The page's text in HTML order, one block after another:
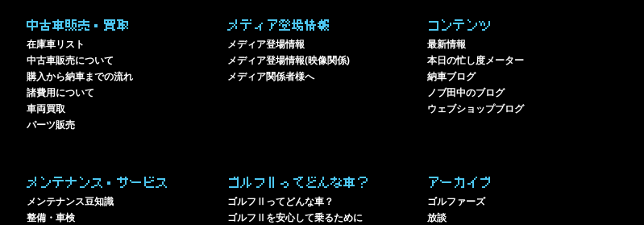
中古車販売・買取
在庫車リスト
中古車販売について
購入から納車までの流れ
諸費用について
車両買取
パーツ販売
メディア登場情報
メディア登場情報
メディア登場情報(映像関係)
メディア関係者様へ
コンテンツ
最新情報
本日の忙し度メーター
納車ブログ
ノブ田中のブログ
ウェブショップブログ
メンテナンス・サービス
メンテナンス豆知識
整備・車検
ゴルフⅡってどんな車？
ゴルフⅡってどんな車？
ゴルフⅡを安心して乗るために
アーカイブ
ゴルファーズ
放談